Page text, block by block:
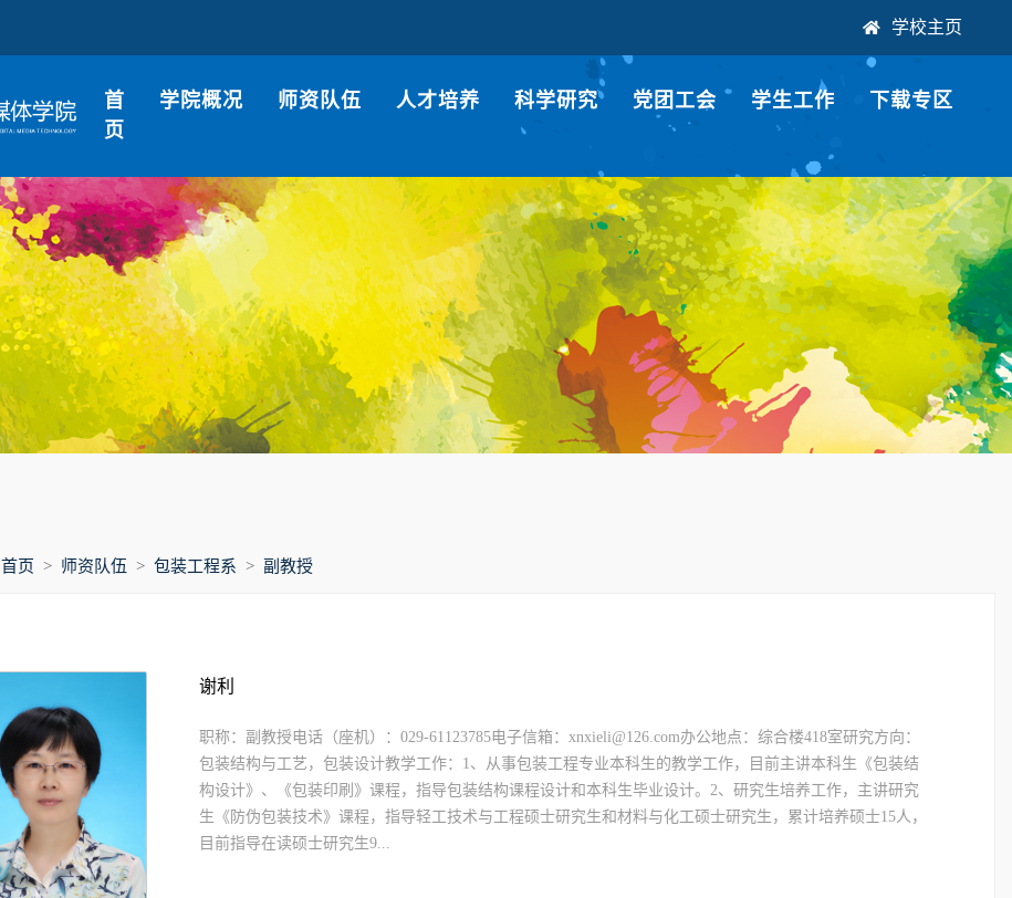
学校主页
首
页
学院概况 师资队伍 人才培养 科学研究 党团工会 学生工作 下载专区
首页 > 师资队伍 > 包装工程系 > 副教授
谢利
职称：副教授电话（座机）：029-61123785电子信箱：xnxieli@126.com办公地点：综合楼418室研究方向：
包装结构与工艺，包装设计教学工作：1、从事包装工程专业本科生的教学工作，目前主讲本科生《包装结
构设计》、《包装印刷》课程，指导包装结构课程设计和本科生毕业设计。2、研究生培养工作，主讲研究
生《防伪包装技术》课程，指导轻工技术与工程硕士研究生和材料与化工硕士研究生，累计培养硕士15人，
目前指导在读硕士研究生9...